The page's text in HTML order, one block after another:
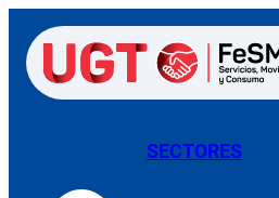
SECTORES